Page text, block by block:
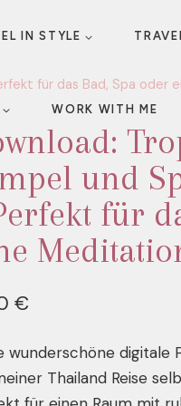
IN STYLE
WORK WITH ME
für das Bad, Spa oder
und
für
€
wunderschöne digitale
Thailand Reise